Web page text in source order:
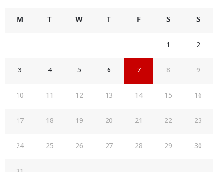
M T W T F S S
1 2
3 4 5 6 7 8 9
10 11 12 13 14 15 16
17 18 19 20 21 22 23
24 25 26 27 28 29 30